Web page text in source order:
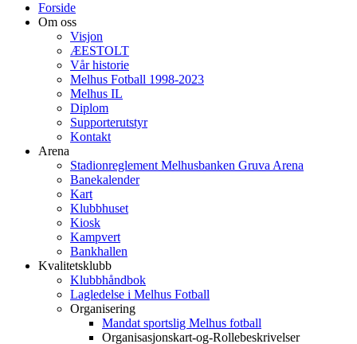
Forside
Om oss
Visjon
ÆESTOLT
Vår historie
Melhus Fotball 1998-2023
Melhus IL
Diplom
Supporterutstyr
Kontakt
Arena
Stadionreglement Melhusbanken Gruva Arena
Banekalender
Kart
Klubbhuset
Kiosk
Kampvert
Bankhallen
Kvalitetsklubb
Klubbhåndbok
Lagledelse i Melhus Fotball
Organisering
Mandat sportslig Melhus fotball
Organisasjonskart-og-Rollebeskrivelser